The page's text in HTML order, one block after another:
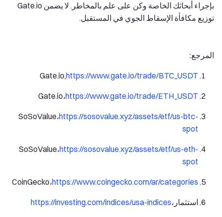
بإجراء أبحاثك الخاصة وكن على علم بالمخاطر. لا يضمن Gate.io
توزيع مكافأة الإسقاط الجوي في المستقبل.
المرجع:
Gate.io,https://www.gate.io/trade/BTC_USDT
Gate.io،https://www.gate.io/trade/ETH_USDT
SoSoValue،https://sosovalue.xyz/assets/etf/us-btc-
spot
SoSoValue،https://sosovalue.xyz/assets/etf/us-eth-
spot
CoinGecko،https://www.coingecko.com/ar/categories
استثمار،https://investing.com/indices/usa-indices